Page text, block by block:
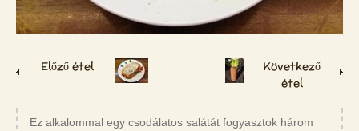
Előző étel
Következő
étel
Ez alkalommal egy csodálatos salátát fogyasztok három